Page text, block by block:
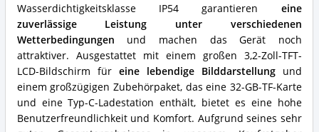
Wasserdichtigkeitsklasse IP54 garantieren eine
zuverlässige Leistung unter verschiedenen
Wetterbedingungen und machen das Gerät noch
attraktiver. Ausgestattet mit einem großen 3,2-Zoll-TFT-
LCD-Bildschirm für eine lebendige Bilddarstellungund
einem großzügigen Zubehörpaket, das eine 32-GB-TF-Karte
und eine Typ-C-Ladestation enthält, bietet es eine hohe
Benutzerfreundlichkeit und Komfort. Aufgrund seines sehr